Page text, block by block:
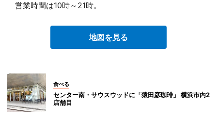
営業時間は10時～21時。
地図を見る
食べる
センター南・サウスウッドに「猿田彦珈琲」 横浜市内2
店舗目